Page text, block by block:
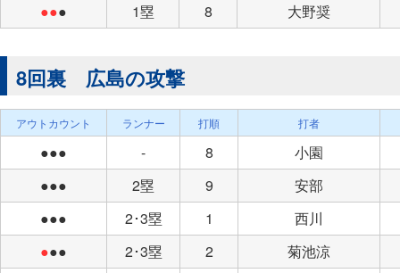
●●● 1塁 8 大野奨
8回裏 広島の攻撃
アウトカウント ランナー 打順 打者
●●● - 8
小園
●●●
2塁 9
安部
●●●
2･3塁 1
西川
●●● 2･3塁 2
菊池涼